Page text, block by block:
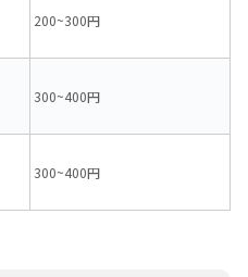
200~300円
300~400円
300~400円